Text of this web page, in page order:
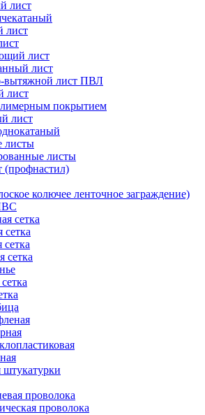
лист
лист
лист
лист
вытяжной лист ПВЛ
лист
покрытием
лист
листы
листы
(профнастил)
колючее ленточное заграждение)
сетка
сетка
сетка
штукатурки
проволока
проволока